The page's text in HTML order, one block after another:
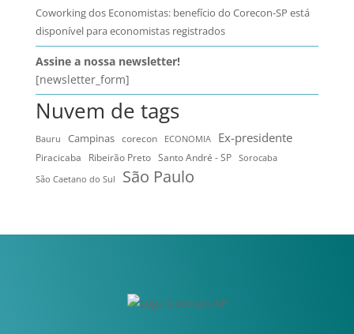
Coworking dos Economistas: benefício do Corecon-SP está
disponível para economistas registrados
Assine a nossa newsletter!
[newsletter_form]
Nuvem de tags
Bauru Campinas corecon ECONOMIA Ex-presidente
Piracicaba Ribeirão Preto Santo André - SP
Sorocaba
São Caetano do Sul
São Paulo